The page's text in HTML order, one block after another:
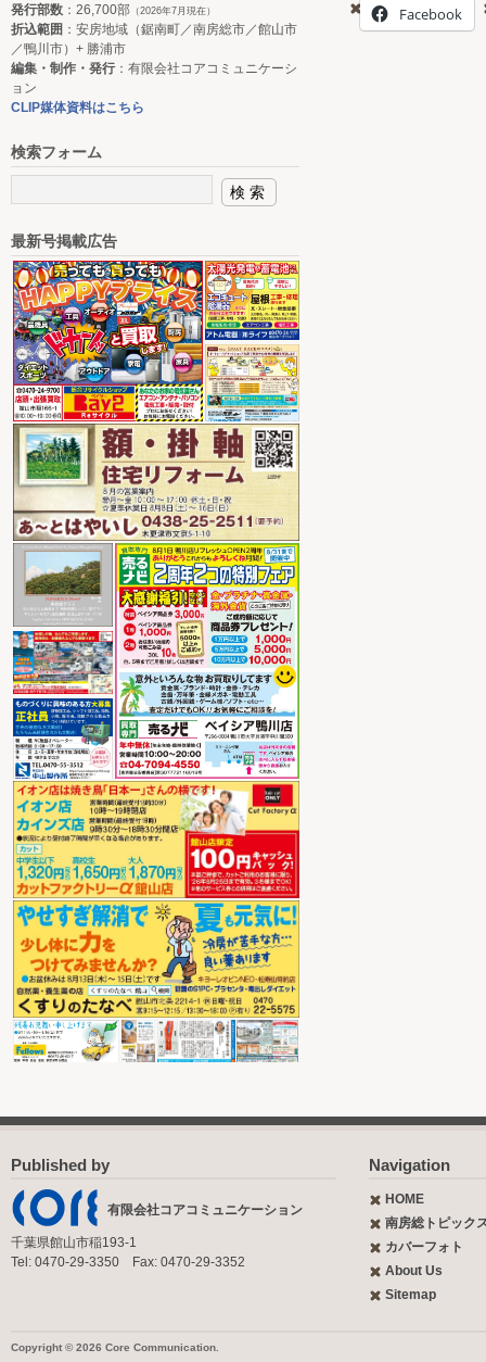
Facebook
発行部数 ：26,700部 （2026年7月現在）
折込範囲 ：安房地域（鋸南町／南房総市／館山市
／鴨川市）+ 勝浦市
編集・制作・発行：有限会社コアコミュニケーシ
ョン
CLIP媒体資料はこちら
検索フォーム
最新号掲載広告
Published by
有限会社コアコミュニケーション
千葉県館山市稲193-1
Tel: 0470-29-3350 Fax: 0470-29-3352
Navigation
HOME
南房総トピック
カバーフォト
About Us
Sitemap
Copyright © 2026 Core Communication.